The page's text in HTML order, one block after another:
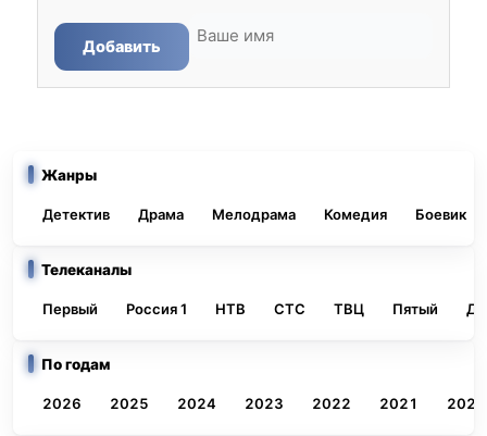
Добавить
Жанры
Детектив Драма Мелодрама Комедия Боевик
Телеканалы
Первый Россия 1 НТВ СТС ТВЦ Пятый
По годам
2026 2025 2024 2023 2022 2021 2020